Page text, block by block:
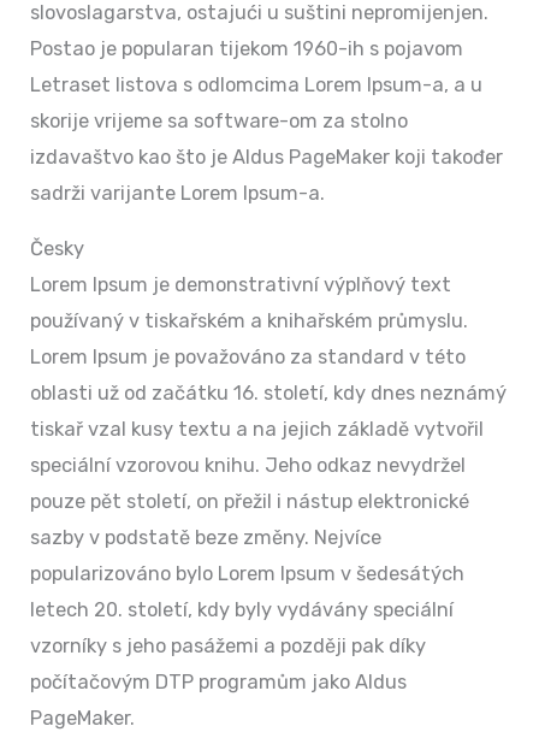
slovoslagarstva, ostajući u suštini nepromijenjen.
Postao je popularan tijekom 1960-ih s pojavom
Letraset listova s odlomcima Lorem Ipsum-a, a u
skorije vrijeme sa software-om za stolno
izdavaštvo kao što je Aldus PageMaker koji također
sadrži varijante Lorem Ipsum-a.
Česky
Lorem Ipsum je demonstrativní výplňový text
používaný v tiskařském a knihařském průmyslu.
Lorem Ipsum je považováno za standard v této
oblasti už od začátku 16. století, kdy dnes neznámý
tiskař vzal kusy textu a na jejich základě vytvořil
speciální vzorovou knihu. Jeho odkaz nevydržel
pouze pět století, on přežil i nástup elektronické
sazby v podstatě beze změny. Nejvíce
popularizováno bylo Lorem Ipsum v šedesátých
letech 20. století, kdy byly vydávány speciální
vzorníky s jeho pasážemi a později pak díky
počítačovým DTP programům jako Aldus
PageMaker.